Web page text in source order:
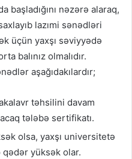
başladığını nəzərə alaraq,
lazımi sənədləri
üçün yaxşı səviyyədə
balınız olmalıdır.
aşağıdakılardır;
təhsilini davam
tələbə sertifikatı.
olsa, yaxşı universitetə
qədər yüksək olar.